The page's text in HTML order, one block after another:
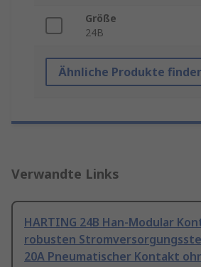
Größe
24B
Ähnliche Produkte
Verwandte Links
HARTING 24B Han-Modular
robusten
20A Pneumatischer Kontakt